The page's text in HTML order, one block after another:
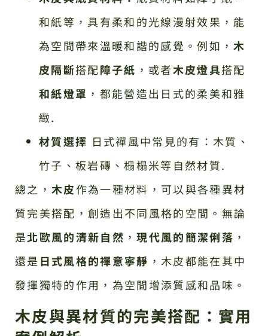
和紙等，具有柔和的光線漫射效果，能
為空間帶來溫暖和諧的感覺。例如，木
皮隔斷搭配障子紙 ，或者木皮燈具搭配
和紙燈罩 ，都能營造出日式的柔美和雅
緻.
材質選擇 日式禪風中常見的有：木質、
竹子、板岩磚、榻榻米等自然材質.
總之，木皮作為一種材料，可以與各種異材
質完美搭配，創造出不同風格的空間。無論
是北歐風的清新自然 ，現代風的簡潔俐落 ，
還是 日式風格的禪意寧靜 ，木皮都能在其中
發揮獨特的作用，為空間增添質感和品味。
木皮與異材質的完美搭配：實用